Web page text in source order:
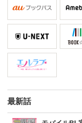
最新話